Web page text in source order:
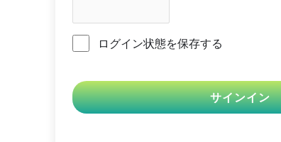
ログイン状態を保存する
サインイン